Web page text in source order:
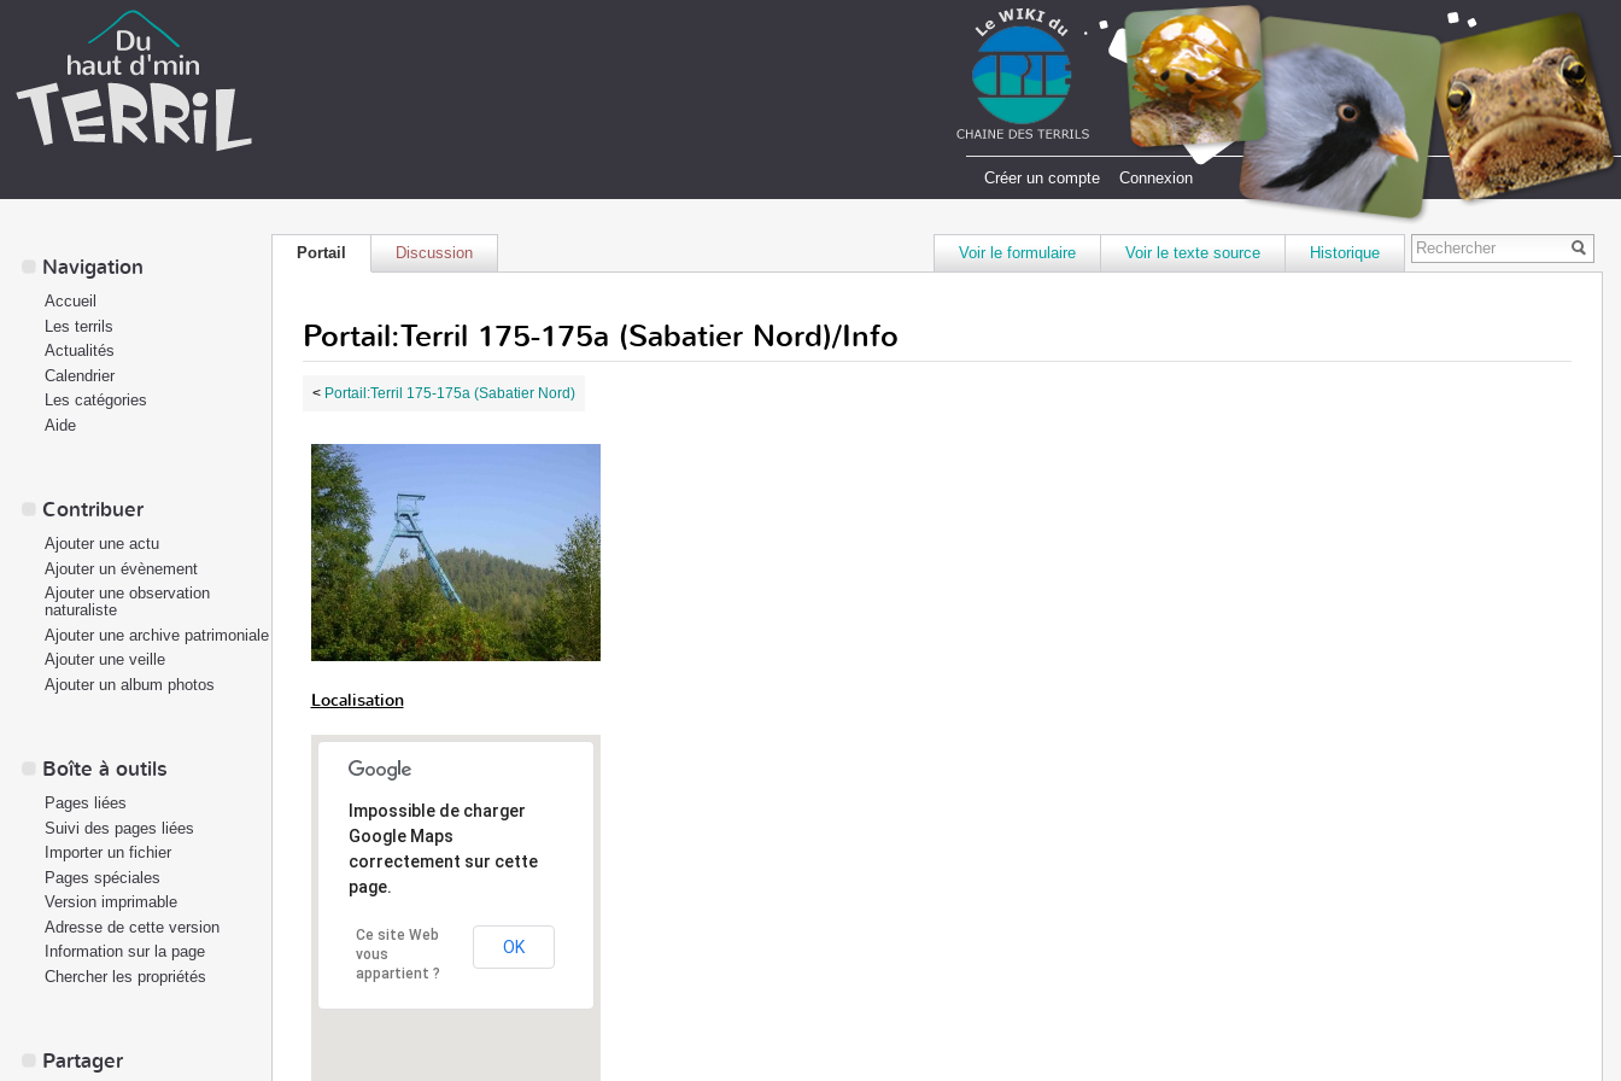
Créer un compte Connexion
Portail Discussion Voir le formulaire Voir le texte source Historique
Portail:Terril 175-175a (Sabatier Nord)/Info
< Portail:Terril 175-175a (Sabatier Nord)
Localisation
Impossible de charger
Google Maps
correctement sur cette
page.
Ce site Web
vous
appartient ?
OK
Navigation
Accueil
Les terrils
Actualités
Calendrier
Les catégories
Aide
Contribuer
Ajouter une actu
Ajouter un évènement
Ajouter une observation
naturaliste
Ajouter une archive patrimoniale
Ajouter une veille
Ajouter un album photos
Boîte à outils
Pages liées
Suivi des pages liées
Importer un fichier
Pages spéciales
Version imprimable
Adresse de cette version
Information sur la page
Chercher les propriétés
Partager